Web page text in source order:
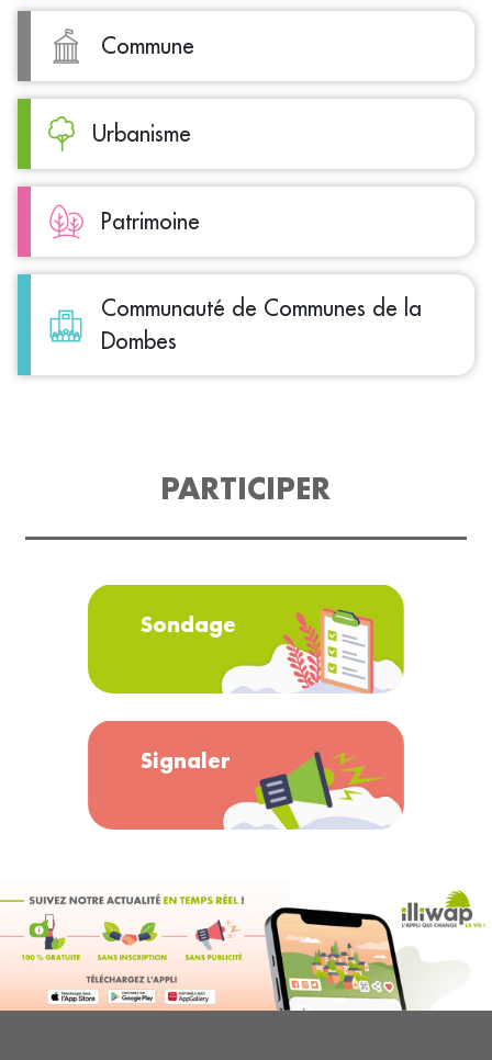
Commune
Urbanisme
Patrimoine
Communauté de Communes de la
Dombes
PARTICIPER
Sondage
Signaler